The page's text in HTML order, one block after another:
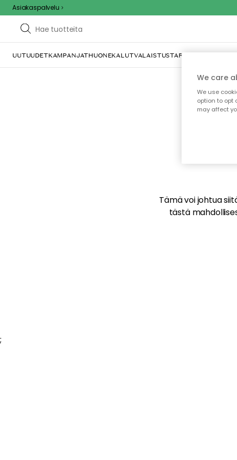
Asiakaspalvelu
UUTUUDETKAMPANJATHUONEKALUTVALAISTUSTARJOILU JA
Tämä voi johtua
tästä
;
We care
We use
option to opt
may affect